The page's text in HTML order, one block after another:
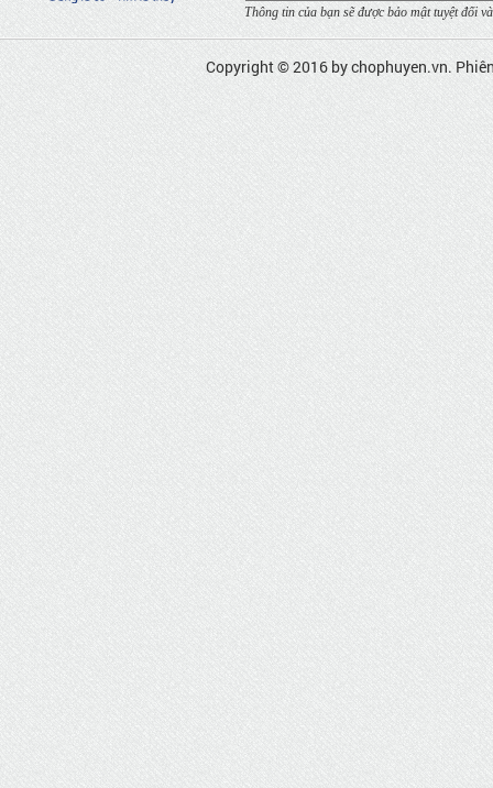
Thông tin của bạn sẽ được bảo mật tuyệt đối
Copyright © 2016 bychophuyen.vn.